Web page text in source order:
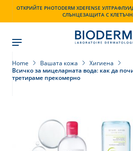
ОТКРИЙТЕ PHOTODERM XDEFENSE
СЛЪНЦЕЗАЩИТА С
Home Вашата кожа
Хигиена
Всичко за мицеларната вода: как да
третираме прекомерно